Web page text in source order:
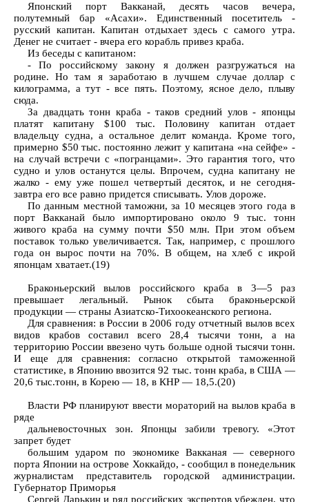
Японский порт Вакканай, десять часов вечера,
полутемный бар «Асахи». Единственный посетитель -
русский капитан. Капитан отдыхает здесь с самого утра.
Денег не считает - вчера его корабль привез краба.
Из беседы с капитаном:
- По российскому закону я должен разгружаться на
родине. Но там я заработаю в лучшем случае доллар с
килограмма, а тут - все пять. Поэтому, ясное дело, плыву
сюда.
За двадцать тонн краба - таков средний улов - японцы
платят капитану $100 тыс. Половину капитан отдает
владельцу судна, а остальное делит команда. Кроме того,
примерно $50 тыс. постоянно лежит у капитана «на сейфе» -
на случай встречи с «погранцами». Это гарантия того, что
судно и улов останутся целы. Впрочем, судна капитану не
жалко - ему уже пошел четвертый десяток, и не сегодня-
завтра его все равно придется списывать. Улов дороже.
По данным местной таможни, за 10 месяцев этого года в
порт Вакканай было импортировано около 9 тыс. тонн
живого краба на сумму почти $50 млн. При этом объем
поставок только увеличивается. Так, например, с прошлого
года он вырос почти на 70%. В общем, на хлеб с икрой
японцам хватает.(19)
Браконьерский вылов российского краба в 3—5 раз
превышает легальный. Рынок сбыта браконьерской
продукции — страны Азиатско-Тихоокеанского региона.
Для сравнения: в России в 2006 году отчетный вылов всех
видов крабов составил всего 28,4 тысячи тонн, а на
территорию России ввезено чуть больше одной тысячи тонн.
И еще для сравнения: согласно открытой таможенной
статистике, в Японию ввозится 92 тыс. тонн краба, в США —
20,6 тыс.тонн, в Корею — 18, в КНР — 18,5.(20)
Власти РФ планируют ввести мораторий на вылов краба в
ряде
дальневосточных зон. Японцы забили тревогу. «Этот
запрет будет
большим ударом по экономике Вакканая — северного
порта Японии на острове Хоккайдо, - сообщил в понедельник
журналистам представитель городской администрации.
Губернатор Приморья
Сергей Дарькин и ряд российских экспертов убежден, что